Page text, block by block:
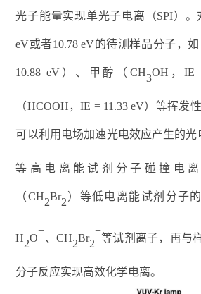
光子能量实现单光子电离（SPI）。
eV或者10.78 eV的待测样品分子，
10.88 eV）、甲醇（ CH3OH ，
（HCOOH，IE = 11.33 eV）等挥发
可以利用电场加速光电效应产生的光
等高电离能试剂分子碰撞电
（CH2Br2）等低电离能试剂分子
H2O
+
、 CH2Br2
+
等试剂离子，再与
分子反应实现高效化学电离。